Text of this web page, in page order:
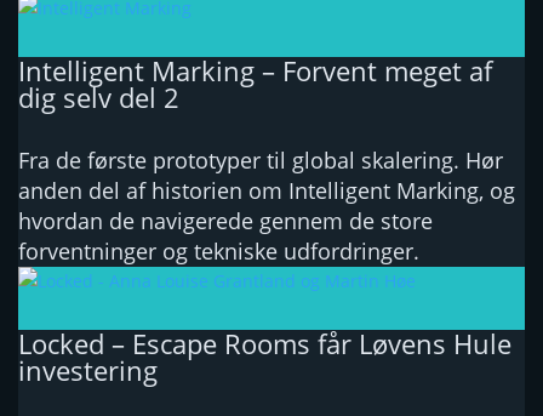
Intelligent Marking – Forvent meget af
dig selv del 2
Fra de første prototyper til global skalering. Hør
anden del af historien om Intelligent Marking, og
hvordan de navigerede gennem de store
forventninger og tekniske udfordringer.
Locked – Escape Rooms får Løvens Hule
investering